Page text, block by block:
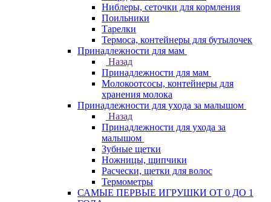
Ниблеры, сеточки для кормления
Поильники
Тарелки
Термоса, контейнеры для бутылочек
Принадлежности для мам
Назад
Принадлежности для мам
Молокоотсосы, контейнеры для
хранения молока
Принадлежности для ухода за малышом
Назад
Принадлежности для ухода за
малышом
Зубные щетки
Ножницы, щипчики
Расчески, щетки для волос
Термометры
САМЫЕ ПЕРВЫЕ ИГРУШКИ ОТ 0 ДО 1